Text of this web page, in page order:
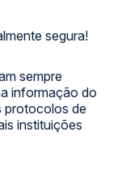
segura!
sempre
informação do
protocolos de
instituições